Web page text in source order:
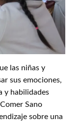
las niñas y
sus emociones,
y habilidades
Sano
sobre una